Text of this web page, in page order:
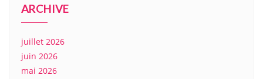
ARCHIVE
juillet 2026
juin 2026
mai 2026